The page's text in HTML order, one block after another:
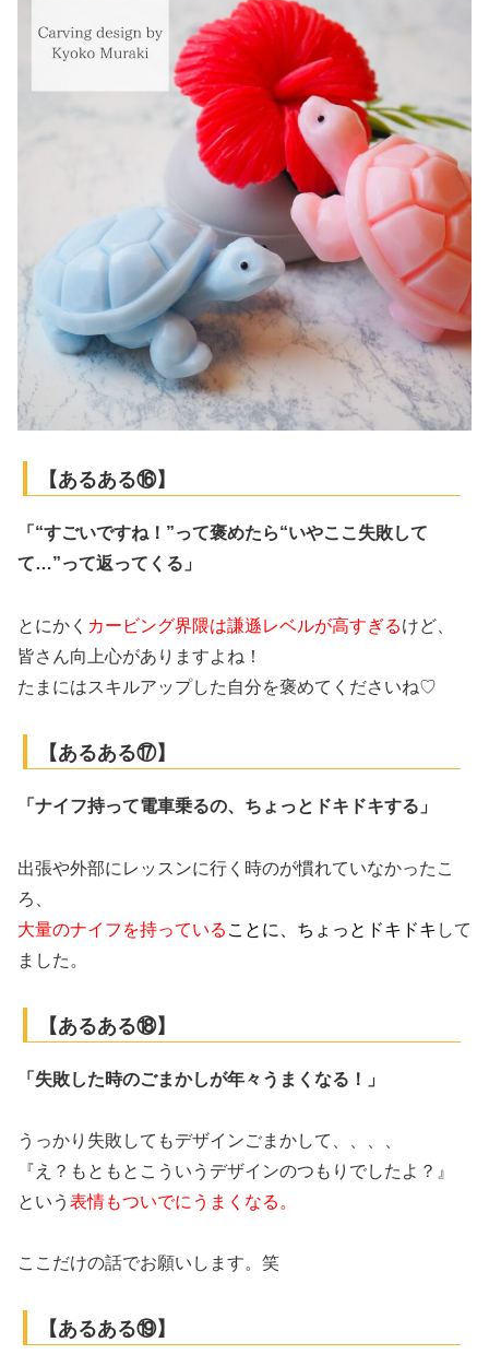
【あるある⑯】
「“すごいですね！”って褒めたら“いやここ失敗して
て…”って返ってくる」
とにかく カービング界隈は謙遜レベルが高すぎるけど、
皆さん向上心がありますよね！
たまにはスキルアップした自分を褒めてくださいね♡
【あるある⑰】
「ナイフ持って電車乗るの、ちょっとドキドキする」
出張や外部にレッスンに行く時のが慣れていなかったこ
ろ、
大量のナイフを持っている ことに、ちょっとドキドキ して
ました。
【あるある⑱】
「失敗した時のごまかしが年々うまくなる！」
うっかり失敗してもデザインごまかして、、、、
『え？もともとこういうデザインのつもりでしたよ？』
という 表情もついでにうまくなる。
ここだけの話でお願いします。笑
【あるある⑲】